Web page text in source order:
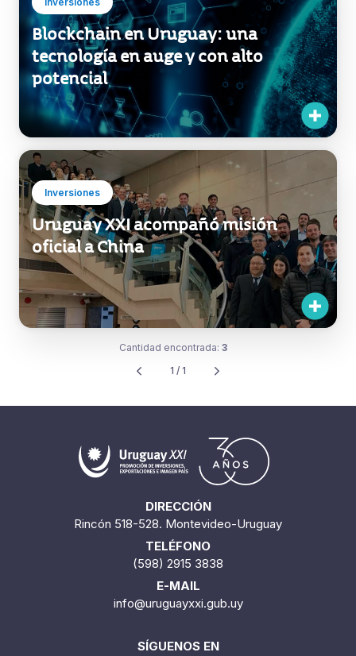
Blockchain en Uruguay: una
tecnología en auge y con alto
potencial
Inversiones
Uruguay XXI acompañó misión
oficial a China
Cantidad encontrada: 3
1 / 1
DIRECCIÓN
Rincón 518-528. Montevideo-Uruguay
TELÉFONO
(598) 2915 3838
E-MAIL
info@uruguayxxi.gub.uy
SÍGUENOS EN